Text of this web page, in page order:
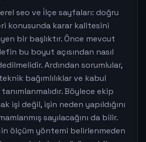
seo ve i̇lçe sayfaları: doğru
konusunda karar kalitesini
bir başlıktır. Önce mevcut
bu boyut açısından nasıl
Ardından sorumlular,
bağımlılıklar ve kabul
Böylece ekip
işi değil, işin neden yapıldığını
sayılacağını da bilir.
ölçüm yöntemi belirlenmeden